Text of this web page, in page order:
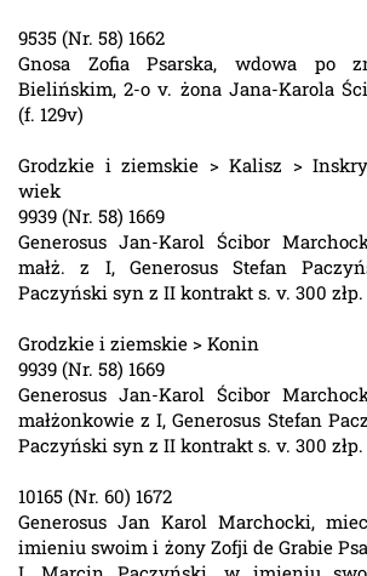
9535 (Nr. 58) 1662
Gnosa Zofia Psarska, wdowa po
Bielińskim, 2-o v. żona Jana-Karola
(f. 129v)
Grodzkie i ziemskie > Kalisz >
wiek
9939 (Nr. 58) 1669
Generosus Jan-Karol Ścibor
małż. z I, Generosus Stefan
Paczyński syn z II kontrakt s. v. 300 złp.
Grodzkie i ziemskie > Konin
9939 (Nr. 58) 1669
Generosus Jan-Karol Ścibor
małżonkowie z I, Generosus Stefan
Paczyński syn z II kontrakt s. v. 300 złp.
10165 (Nr. 60) 1672
Generosus Jan Karol Marchocki,
imieniu swoim i żony Zofji de Grabie